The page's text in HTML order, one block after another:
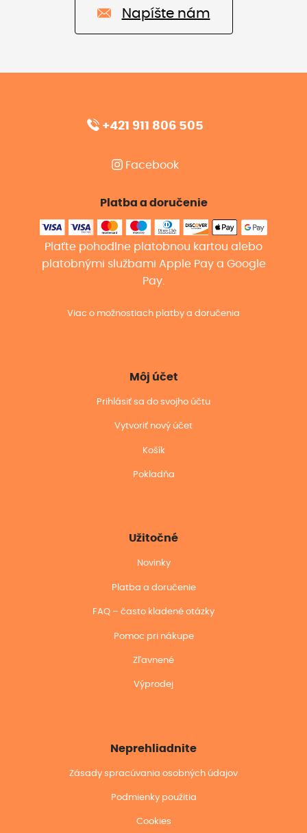
Napíšte nám
+421 911 806 505
Facebook
Platba a doručenie
Plaťte pohodlne platobnou kartou alebo
platobnými službami Apple Pay a Google
Pay.
Viac o možnostiach platby a doručenia
Môj účet
Prihlásiť sa do svojho účtu
Vytvoriť nový účet
Košík
Pokladňa
Užitočné
Novinky
Platba a doručenie
FAQ – často kladené otázky
Pomoc pri nákupe
Zľavnené
Výprodej
Neprehliadnite
Zásady spracúvania osobných údajov
Podmienky použitia
Cookies